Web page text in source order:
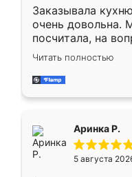
Заказывала
очень довольна.
посчитала, на
Замерщик
делу со всей
за день, ребята
Читать полностью
Аринка Р.
5 августа